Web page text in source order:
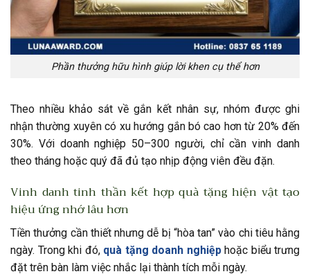
Phần thưởng hữu hình giúp lời khen cụ thể hơn
Theo nhiều khảo sát về gắn kết nhân sự, nhóm được ghi
nhận thường xuyên có xu hướng gắn bó cao hơn từ 20% đến
30%. Với doanh nghiệp 50–300 người, chỉ cần vinh danh
theo tháng hoặc quý đã đủ tạo nhịp động viên đều đặn.
Vinh danh tinh thần kết hợp quà tặng hiện vật tạo
hiệu ứng nhớ lâu hơn
Tiền thưởng cần thiết nhưng dễ bị “hòa tan” vào chi tiêu hằng
ngày. Trong khi đó, quà tặng doanh nghiệphoặc biểu trưng
đặt trên bàn làm việc nhắc lại thành tích mỗi ngày.